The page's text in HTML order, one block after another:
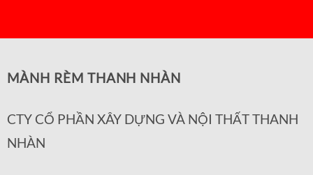
MÀNH RÈM THANH NHÀN
CTY CỔ PHẦN XÂY DỰNG VÀ NỘI THẤT THANH
NHÀN